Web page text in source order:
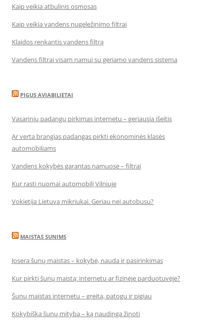
Kaip veikia atbulinis osmosas
Kaip veikia vandens nugeležinimo filtrai
Klaidos renkantis vandens filtrą
Vandens filtrai visam namui su geriamo vandens sistema
PIGUS AVIABILIETAI
Vasarinių padangų pirkimas internetu – geriausia išeitis
Ar verta brangias padangas pirkti ekonominės klasės
automobiliams
Vandens kokybės garantas namuose – filtrai
Kur rasti nuomai automobilį Vilniuje
Vokietija Lietuva mikriukai. Geriau nei autobusu?
MAISTAS SUNIMS
Josera šunų maistas – kokybė, nauda ir pasirinkimas
Kur pirkti šunų maistą: internetu ar fizinėje parduotuvėje?
Šunų maistas internetu – greita, patogu ir pigiau
Kokybiška šunų mityba – ką naudinga žinoti